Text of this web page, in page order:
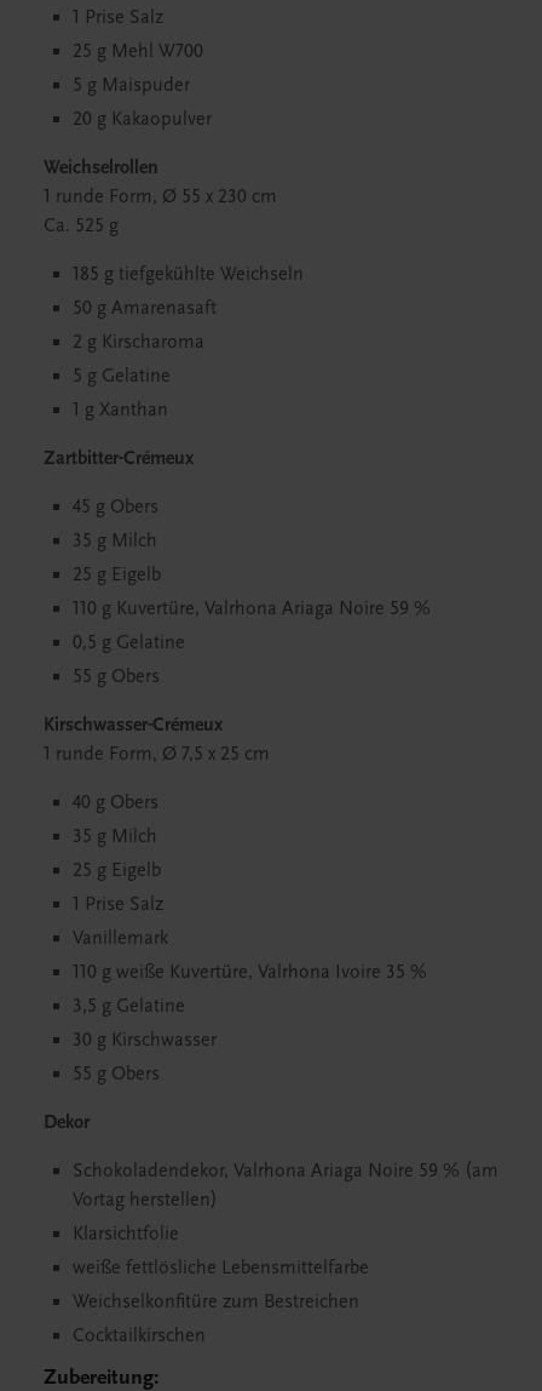
1 Prise Salz
25 g Mehl W700
5 g Maispuder
20 g Kakaopulver
Weichselrollen
1 runde Form, Ø 55 x 230 cm
Ca. 525 g
185 g tiefgekühlte Weichseln
50 g Amarenasaft
2 g Kirscharoma
5 g Gelatine
1 g Xanthan
Zartbitter-Crémeux
45 g Obers
35 g Milch
25 g Eigelb
110 g Kuvertüre, Valrhona Ariaga Noire 59 %
0,5 g Gelatine
55 g Obers
Kirschwasser-Crémeux
1 runde Form, Ø 7,5 x 25 cm
40 g Obers
35 g Milch
25 g Eigelb
1 Prise Salz
Vanillemark
110 g weiße Kuvertüre, Valrhona Ivoire 35 %
3,5 g Gelatine
30 g Kirschwasser
55 g Obers
Dekor
Schokoladendekor, Valrhona Ariaga Noire 59 % (am
Vortag herstellen)
Klarsichtfolie
weiße fettlösliche Lebensmittelfarbe
Weichselkonfitüre zum Bestreichen
Cocktailkirschen
Zubereitung: